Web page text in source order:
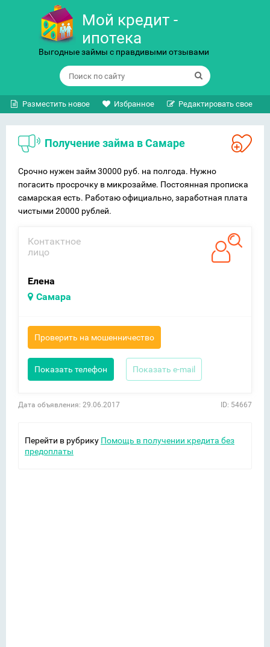
Мой кредит -
ипотека
Выгодные займы с правдивыми отзывами
Разместить новое Избранное Редактировать свое
Получение займа в Самаре
Срочно нужен займ 30000 руб. на полгода. Нужно
погасить просрочку в микрозайме. Постоянная прописка
самарская есть. Работаю официально, заработная плата
чистыми 20000 рублей.
Контактное
лицо
Елена
Самара
Проверить на мошенничество
Показать телефон Показать e-mail
Дата объявления: 29.06.2017 ID: 54667
Перейти в рубрику Помощь в получении кредита без
предоплаты